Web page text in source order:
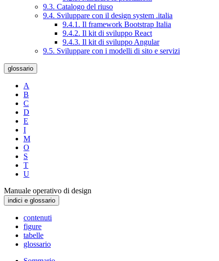
9.3. Catalogo del riuso
9.4. Sviluppare con il design system .italia
9.4.1. Il framework Bootstrap Italia
9.4.2. Il kit di sviluppo React
9.4.3. Il kit di sviluppo Angular
9.5. Sviluppare con i modelli di sito e servizi
glossario
A
B
C
D
E
I
M
O
S
T
U
Manuale operativo di design
indici e glossario
contenuti
figure
tabelle
glossario